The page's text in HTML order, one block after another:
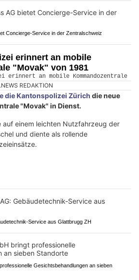
Concierge-Service in der Zentralschweiz
erinnert an mobile
"Movak" von 1981
REDAKTION
die Kantonspolizei Zürich die neue
"Movak" in Dienst.
auf einem leichten Nutzfahrzeug der
und diente als rollende
Service aus Glattbrugg ZH
Gesichtsbehandlungen an sieben